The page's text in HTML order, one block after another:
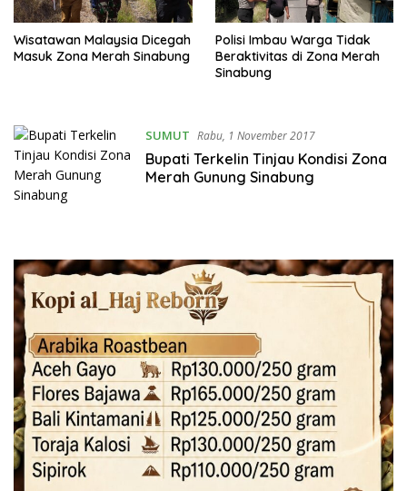
Wisatawan Malaysia Dicegah
Masuk Zona Merah Sinabung
Polisi Imbau Warga Tidak
Beraktivitas di Zona Merah
Sinabung
SUMUT Rabu, 1 November 2017
Bupati Terkelin Tinjau Kondisi Zona
Merah Gunung Sinabung